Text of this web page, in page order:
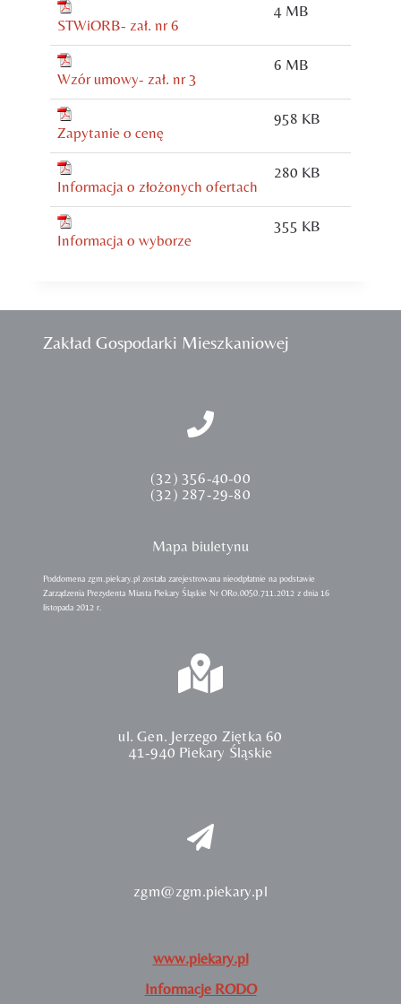
STWiORB- zał. nr 6
4 MB
Wzór umowy- zał. nr 3
6 MB
Zapytanie o cenę
958 KB
Informacja o złożonych ofertach
280 KB
Informacja o wyborze
355 KB
Zakład Gospodarki Mieszkaniowej
(32) 356-40-00
(32) 287-29-80
Mapa biuletynu
Poddomena zgm.piekary.pl została zarejestrowana nieodpłatnie na podstawie
Zarządzenia Prezydenta Miasta Piekary Śląskie Nr ORo.0050.711.2012 z dnia 16
listopada 2012 r.
ul. Gen. Jerzego Ziętka 60
41-940 Piekary Śląskie
zgm@zgm.piekary.pl
www.piekary.pl
Informacje RODO